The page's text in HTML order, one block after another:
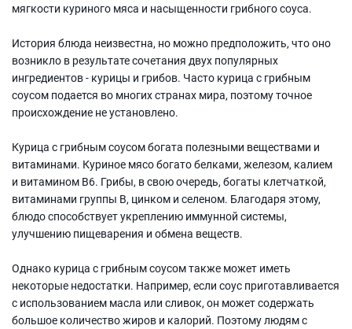
мягкости куриного мяса и насыщенности грибного соуса.
История блюда неизвестна, но можно предположить, что оно
возникло в результате сочетания двух популярных
ингредиентов - курицы и грибов. Часто курица с грибным
соусом подается во многих странах мира, поэтому точное
происхождение не установлено.
Курица с грибным соусом богата полезными веществами и
витаминами. Куриное мясо богато белками, железом, калием
и витамином В6. Грибы, в свою очередь, богаты клетчаткой,
витаминами группы В, цинком и селеном. Благодаря этому,
блюдо способствует укреплению иммунной системы,
улучшению пищеварения и обмена веществ.
Однако курица с грибным соусом также может иметь
некоторые недостатки. Например, если соус приготавливается
с использованием масла или сливок, он может содержать
большое количество жиров и калорий. Поэтому людям с